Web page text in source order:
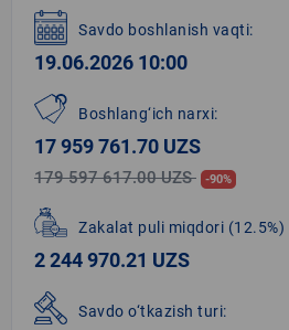
Savdo boshlanish vaqti:
19.06.2026 10:00
Boshlang‘ich narxi:
17 959 761.70 UZS
179 597 617.00 UZS -90%
Zakalat puli miqdori (12.5%)
2 244 970.21 UZS
Savdo o‘tkazish turi: